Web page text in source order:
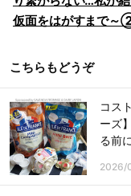
仮面をはがすまで～
こちらもどうぞ
コス
ーズ
る前
2026/